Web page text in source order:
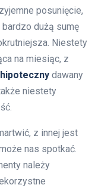
posunięcie,
dużą sumę
Niestety
na miesiąc, z
dawany
niestety
z innej jest
nas spotkać.
należy